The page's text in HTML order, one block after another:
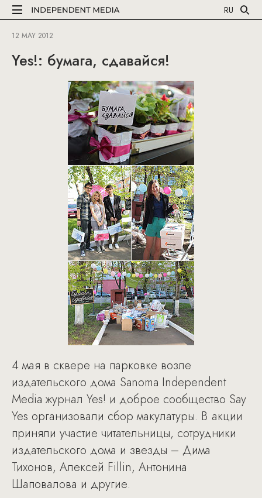
RU
12 MAY 2012
Yes!: бумага, сдавайся!
4 мая в сквере на парковке возле
издательского дома Sanoma Independent
Media журнал Yes! и доброе сообщество Say
Yes организовали сбор макулатуры. В акции
приняли участие читательницы, сотрудники
издательского дома и звезды – Дима
Тихонов, Алексей Fillin, Антонина
Шаповалова и другие.